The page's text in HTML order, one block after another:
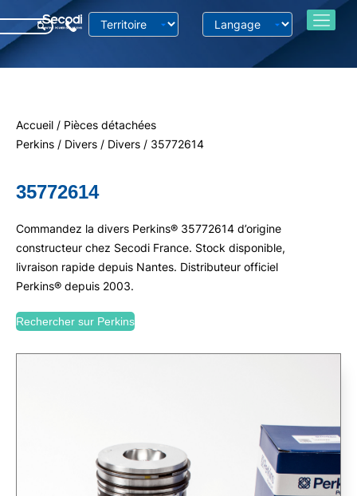
Accueil / Pièces détachées
Perkins / Divers / Divers / 35772614
35772614
Commandez la divers Perkins® 35772614 d’origine
constructeur chez Secodi France. Stock disponible,
livraison rapide depuis Nantes. Distributeur officiel
Perkins® depuis 2003.
Rechercher sur Perkins